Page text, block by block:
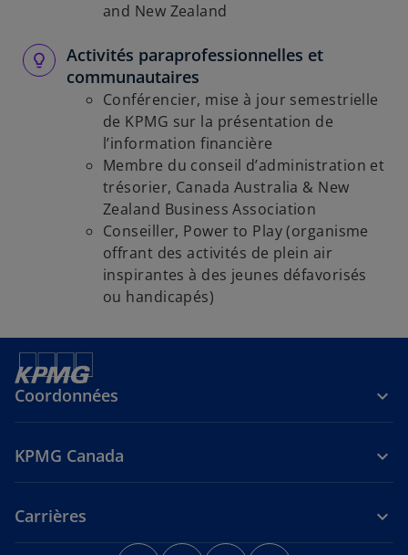
and New Zealand
Activités paraprofessionnelles et
communautaires
Conférencier, mise à jour semestrielle
de KPMG sur la présentation de
l’information financière
Membre du conseil d’administration et
trésorier, Canada Australia & New
Zealand Business Association
Conseiller, Power to Play (organisme
offrant des activités de plein air
inspirantes à des jeunes défavorisés
ou handicapés)
Coordonnées
KPMG Canada
Carrières